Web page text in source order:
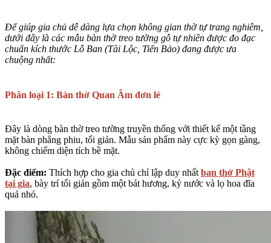
Để giúp gia chủ dễ dàng lựa chọn không gian thờ tự trang nghiêm,
dưới đây là các mẫu bàn thờ treo tường gỗ tự nhiên được đo đạc
chuẩn kích thước Lỗ Ban (Tài Lộc, Tiến Bảo) đang được ưa
chuộng nhất:
Phân loại 1: Bàn thờ Quan Âm đơn lẻ
Đây là dòng bàn thờ treo tường truyền thống với thiết kế một tầng
mặt bàn phẳng phiu, tối giản. Mẫu sản phẩm này cực kỳ gọn gàng,
không chiếm diện tích bề mặt.
Đặc điểm: Thích hợp cho gia chủ chỉ lập duy nhất ban thờ Phật
tại gia, bày trí tối giản gồm một bát hương, kỷ nước và lọ hoa đĩa
quả nhỏ.